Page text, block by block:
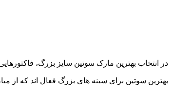
در انتخاب بهترین مارک سوتین سایز بزرگ،